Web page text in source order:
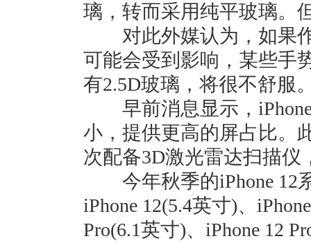
璃，转而采用纯平玻璃。
对此外媒认为，如果作
可能会受到影响，某些手
有2.5D玻璃，将很不舒服
早前消息显示，iPhone
小，提供更高的屏占比。
次配备3D激光雷达扫描
今年秋季的iPhone 12
iPhone 12(5.4英寸)、
Pro(6.1英寸)、iPhone 12